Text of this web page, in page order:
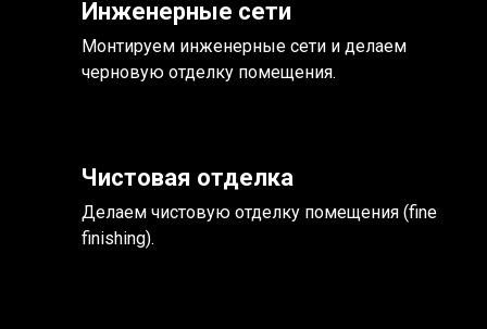
Инженерные сети
Монтируем инженерные сети и делаем
черновую отделку помещения.
Чистовая отделка
Делаем чистовую отделку помещения (fine
finishing).